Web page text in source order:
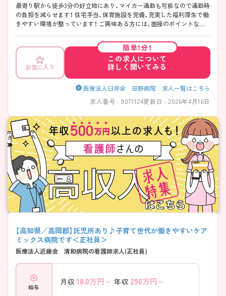
最寄り駅から徒歩3分の好立地にあり、マイカー通勤も可能なので通勤時
の負担を減らせます！ 住宅手当、保育施設を完備、充実した福利厚生で働
きやすい環境が整っています！ ご興味ある方には、面接のポイントなど、
お気に入り
簡単1分！
この求人について
詳しく聞いてみる
医療法人臼井会 田野病院 求人一覧はこちら
求人番号 : 9071124更新日 : 2026年4月16日
【高知県／高岡郡】託児所あり♪子育て世代が働きやすいケア
ミックス病院です＜正社員＞
医療法人近藤会 清和病院の看護師求人(正社員)
給与
月収 18.0万円～ 年収 290万円～